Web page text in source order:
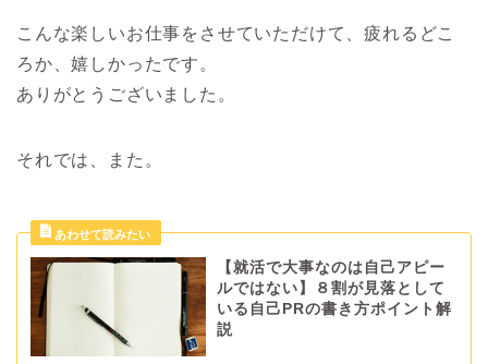
こんな楽しいお仕事をさせていただけて、疲れるどこ
ろか、嬉しかったです。
ありがとうございました。
それでは、また。
【就活で大事なのは自己アピー
ルではない】８割が見落として
いる自己PRの書き方ポイント解
説